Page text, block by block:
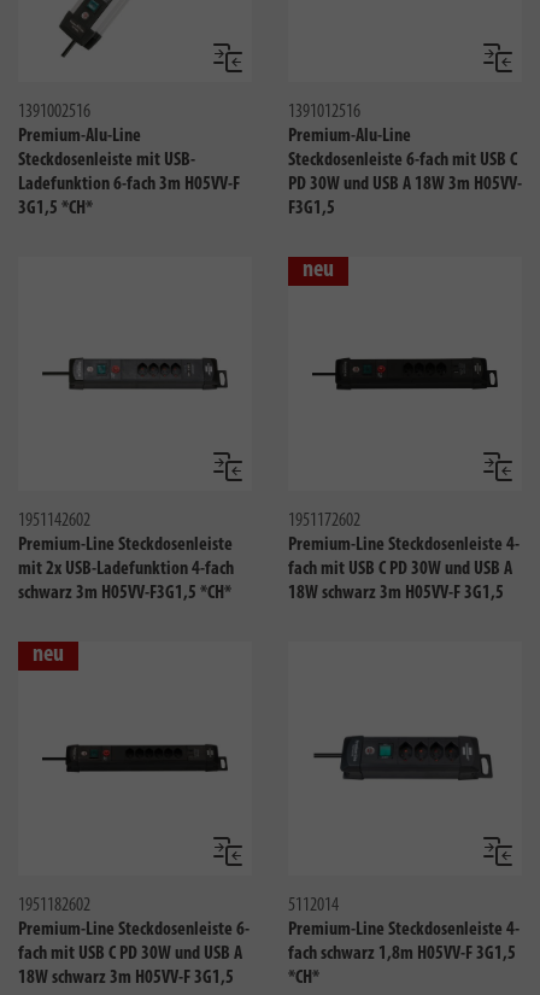
Vergleichen
1391002516
Premium-Alu-Line
Steckdosenleiste mit USB-
Ladefunktion 6-fach 3m H05VV-F
3G1,5 *CH*
1391012516
Premium-Alu-Line
Steckdosenleiste 6-fach mit USB C
PD 30W und USB A 18W 3m H05VV-
F3G1,5
Vergleichen
1951142602
Premium-Line Steckdosenleiste
mit 2x USB-Ladefunktion 4-fach
schwarz 3m H05VV-F3G1,5 *CH*
neu
1951172602
Premium-Line Steckdosenleiste 4-
fach mit USB C PD 30W und USB A
18W schwarz 3m H05VV-F 3G1,5
neu
Vergleichen
1951182602
Premium-Line Steckdosenleiste 6-
fach mit USB C PD 30W und USB A
18W schwarz 3m H05VV-F 3G1,5
5112014
Premium-Line Steckdosenleiste 4-
fach schwarz 1,8m H05VV-F 3G1,5
*CH*